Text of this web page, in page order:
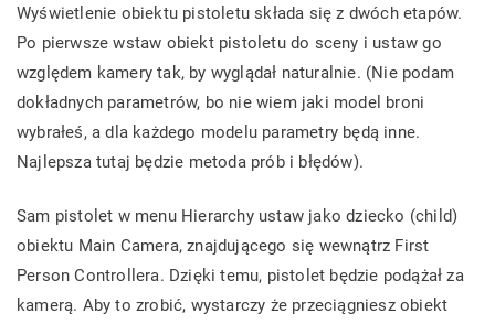
Wyświetlenie obiektu pistoletu składa się z dwóch etapów.
Po pierwsze wstaw obiekt pistoletu do sceny i ustaw go
względem kamery tak, by wyglądał naturalnie. (Nie podam
dokładnych parametrów, bo nie wiem jaki model broni
wybrałeś, a dla każdego modelu parametry będą inne.
Najlepsza tutaj będzie metoda prób i błędów).
Sam pistolet w menu Hierarchy ustaw jako dziecko (child)
obiektu Main Camera, znajdującego się wewnątrz First
Person Controllera. Dzięki temu, pistolet będzie podążał za
kamerą. Aby to zrobić, wystarczy że przeciągniesz obiekt